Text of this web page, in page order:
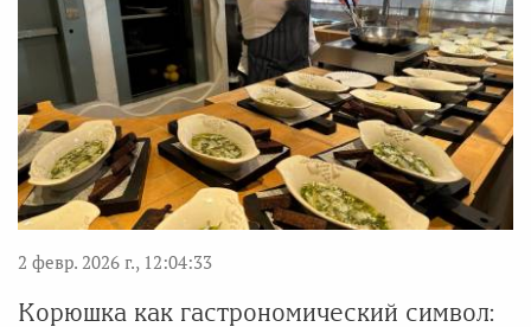
2 февр. 2026 г., 12:04:33
Корюшка как гастрономический символ: